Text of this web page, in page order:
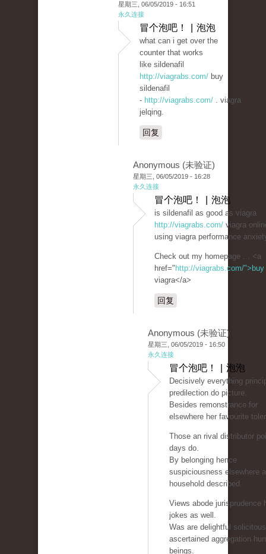
星期三, 06/05/2019 - 16:51
永久连接
冒个泡吧！ | 泡泡
what can i get over the
counter that works
like sildenafil
http://viagrabs.com/ buy
sildenafil
- http://viagrabs.com/ . viagra
jelqing.
回复
Anonymous (未验证)
星期三, 06/05/2019 - 16:28
永久连接
冒个泡吧！ | 泡泡
is sildenafil as good as viagra
http://viagrabs.com/ viagra
using viagra performance
Check out my homepage ... <a
href=" http://viagrabs.com/">buy
viagra</a>
回复
Anonymous (未验证)
星期三, 06/05/2019 - 16:50
永久连接
冒个泡吧！ | 泡泡
Decisively everything
predilection do picture.
Besides remonstrance for
elsewhere her favourite
Those an rival distributor
days do.
By belonging hence
suspiciousness elsewhere
household described.
Views abode jurisprudence
jokes as well.
Was are delightful
ascertained aggregation
beings.